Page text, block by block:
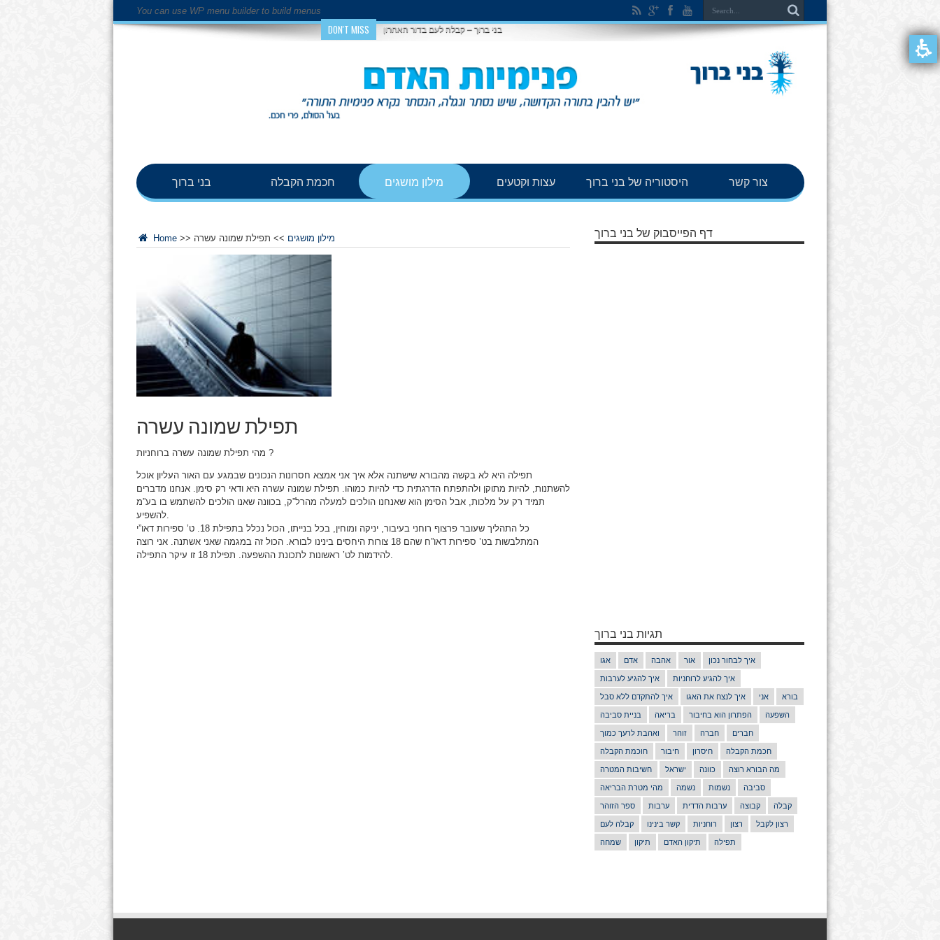
You can use WP menu builder to build menus
DON'T MISS בני ברוך – קבלה לעם בדור האחרון
בני ברוך חכמת הקבלה מילון מושגים עצות וקטעים היסטוריה של בני ברוך צור קשר
Home >> מילון מושגים >> תפילת שמונה עשרה
תפילת שמונה עשרה
מהי תפילת שמונה עשרה ברוחניות ?
תפילה היא לא בקשה מהבורא שישתנה אלא איך אני אמצא חסרונות הנכונים שבמגע עם האור העליון אוכל
להשתנות, להיות מתוקן ולהתפתח הדרגתית כדי להיות כמוהו. תפילת שמונה עשרה היא ודאי רק סימן. אנחנו מדברים
תמיד רק על מלכות, אבל הסימן הוא שאנחנו הולכים למעלה מהרל”ק, בכוונה שאנו הולכים להשתמש בו בע”מ
להשפיע.
כל התהליך שעובר פרצוף רוחני בעיבור, יניקה ומוחין, בכל בנייתו, הכול נכלל בתפילת 18. ט’ ספירות דאו”י
המתלבשות בט’ ספירות דאו”ח שהם 18 צורות היחסים בינינו לבורא. הכול זה במגמה שאני אשתנה. אני רוצה
להידמות לט’ ראשונות לתכונת ההשפעה. תפילת 18 זו עיקר התפילה.
דף הפייסבוק של בני ברוך
תגיות בני ברוך
אגו אדם אהבה אור איך לבחור נכון
איך להגיע לערבות איך להגיע לרוחניות
איך להתקדם ללא סבל איך לנצח את האגו אני בורא
בניית סביבה בריאה הפתרון הוא בחיבור השפעה
ואהבת לרעך כמוך זוהר חברה חברים
חוכמת הקבלה חיבור חיסרון חכמת הקבלה
חשיבות המטרה ישראל כוונה מה הבורא רוצה
מהי מטרת הבריאה נשמה נשמות סביבה
ספר הזוהר ערבות ערבות הדדית קבוצה קבלה
קבלה לעם קשר בינינו רוחניות רצון רצון לקבל
שמחה תיקון תיקון האדם תפילה